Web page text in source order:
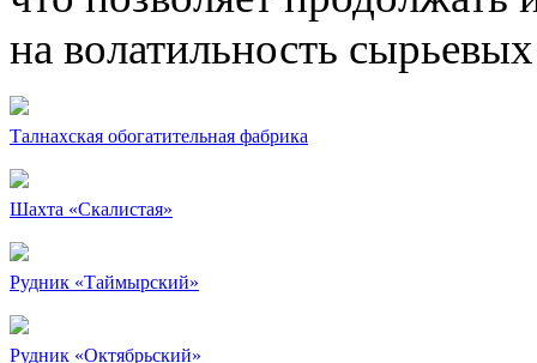
на волатильность
Талнахская обогатительная фабрика
Шахта «Скалистая»
Рудник «Таймырский»
Рудник «Октябрьский»